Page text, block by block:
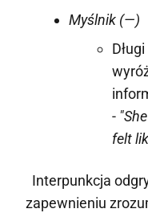
Myślnik (—)
-
felt
Interpunkcja
zapewnieniu